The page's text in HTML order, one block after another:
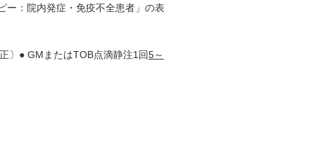
：院内発症・免疫不全患者」の表
● GMまたはTOB点滴静注1回5～